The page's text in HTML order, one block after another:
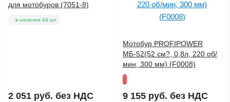
для мотобуров (7051-8)
в наличии 44 шт.
2 051 руб. без НДС
Мотобур PROFIPOWER
МБ-52(52 см?, 0,8л, 220 об/
мин, 300 мм) (F0008)
9 155 руб. без НДС